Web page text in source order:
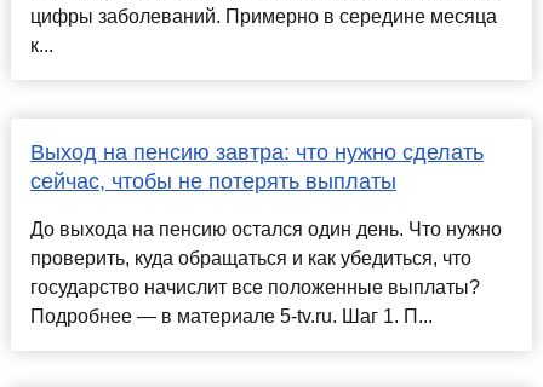
цифры заболеваний. Примерно в середине месяца
к...
Выход на пенсию завтра: что нужно сделать
сейчас, чтобы не потерять выплаты
До выхода на пенсию остался один день. Что нужно
проверить, куда обращаться и как убедиться, что
государство начислит все положенные выплаты?
Подробнее — в материале 5-tv.ru. Шаг 1. П...